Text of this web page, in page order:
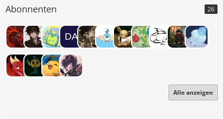
Abonnenten 26
Alle anzeigen